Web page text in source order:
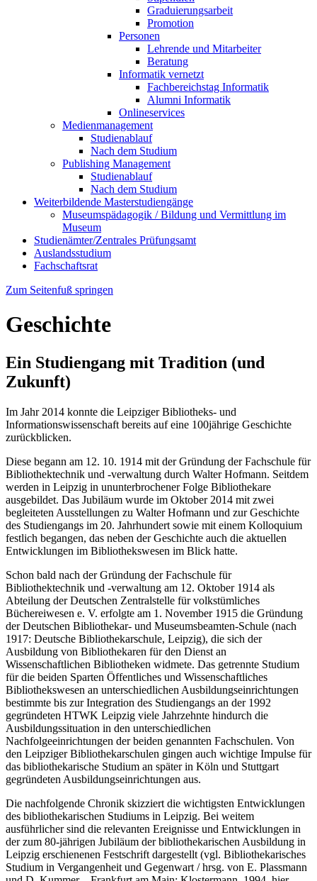
Graduierungsarbeit
Promotion
Personen
Lehrende und Mitarbeiter
Beratung
Informatik vernetzt
Fachbereichstag Informatik
Alumni Informatik
Onlineservices
Medienmanagement
Studienablauf
Nach dem Studium
Publishing Management
Studienablauf
Nach dem Studium
Weiterbildende Masterstudiengänge
Museumspädagogik / Bildung und Vermittlung im
Museum
Studienämter/Zentrales Prüfungsamt
Auslandsstudium
Fachschaftsrat
Zum Seitenfuß springen
Geschichte
Ein Studiengang mit Tradition (und
Zukunft)
Im Jahr 2014 konnte die Leipziger Bibliotheks- und
Informationswissenschaft bereits auf eine 100jährige Geschichte
zurückblicken.
Diese begann am 12. 10. 1914 mit der Gründung der Fachschule für
Bibliothektechnik und -verwaltung durch Walter Hofmann. Seitdem
werden in Leipzig in ununterbrochener Folge Bibliothekare
ausgebildet. Das Jubiläum wurde im Oktober 2014 mit zwei
begleiteten Ausstellungen zu Walter Hofmann und zur Geschichte
des Studiengangs im 20. Jahrhundert sowie mit einem Kolloquium
festlich begangen, das neben der Geschichte auch die aktuellen
Entwicklungen im Bibliothekswesen im Blick hatte.
Schon bald nach der Gründung der Fachschule für
Bibliothektechnik und -verwaltung am 12. Oktober 1914 als
Abteilung der Deutschen Zentralstelle für volkstümliches
Büchereiwesen e. V. erfolgte am 1. November 1915 die Gründung
der Deutschen Bibliothekar- und Museumsbeamten-Schule (nach
1917: Deutsche Bibliothekarschule, Leipzig), die sich der
Ausbildung von Bibliothekaren für den Dienst an
Wissenschaftlichen Bibliotheken widmete. Das getrennte Studium
für die beiden Sparten Öffentliches und Wissenschaftliches
Bibliothekswesen an unterschiedlichen Ausbildungseinrichtungen
bestimmte bis zur Integration des Studiengangs an der 1992
gegründeten HTWK Leipzig viele Jahrzehnte hindurch die
Ausbildungssituation in den unterschiedlichen
Nachfolgeeinrichtungen der beiden genannten Fachschulen. Von
den Leipziger Bibliothekarschulen gingen auch wichtige Impulse für
das bibliothekarische Studium an später in Köln und Stuttgart
gegründeten Ausbildungseinrichtungen aus.
Die nachfolgende Chronik skizziert die wichtigsten Entwicklungen
des bibliothekarischen Studiums in Leipzig. Bei weitem
ausführlicher sind die relevanten Ereignisse und Entwicklungen in
der zum 80-jährigen Jubiläum der bibliothekarischen Ausbildung in
Leipzig erschienenen Festschrift dargestellt (vgl. Bibliothekarisches
Studium in Vergangenheit und Gegenwart / hrsg. von E. Plassmann